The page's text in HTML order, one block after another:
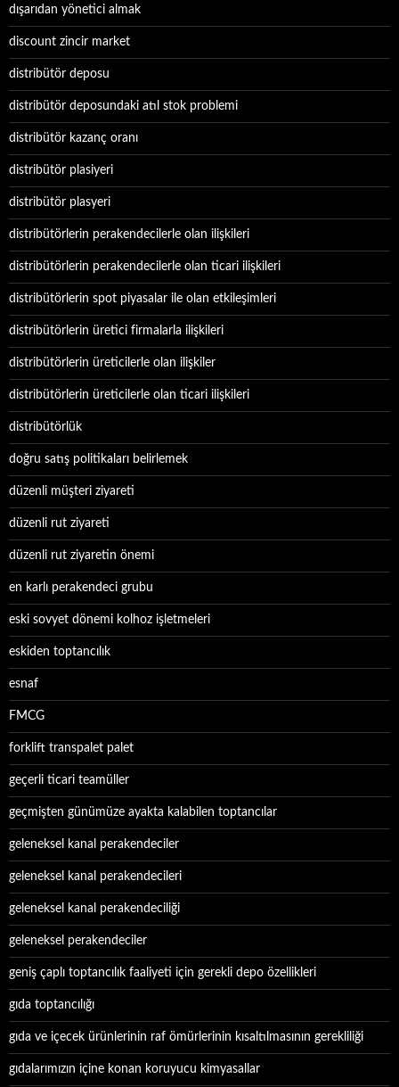
dışarıdan yönetici almak
discount zincir market
distribütör deposu
distribütör deposundaki atıl stok problemi
distribütör kazanç oranı
distribütör plasiyeri
distribütör plasyeri
distribütörlerin perakendecilerle olan ilişkileri
distribütörlerin perakendecilerle olan ticari ilişkileri
distribütörlerin spot piyasalar ile olan etkileşimleri
distribütörlerin üretici firmalarla ilişkileri
distribütörlerin üreticilerle olan ilişkiler
distribütörlerin üreticilerle olan ticari ilişkileri
distribütörlük
doğru satış politikaları belirlemek
düzenli müşteri ziyareti
düzenli rut ziyareti
düzenli rut ziyaretin önemi
en karlı perakendeci grubu
eski sovyet dönemi kolhoz işletmeleri
eskiden toptancılık
esnaf
FMCG
forklift transpalet palet
geçerli ticari teamüller
geçmişten günümüze ayakta kalabilen toptancılar
geleneksel kanal perakendeciler
geleneksel kanal perakendecileri
geleneksel kanal perakendeciliği
geleneksel perakendeciler
geniş çaplı toptancılık faaliyeti için gerekli depo özellikleri
gıda toptancılığı
gıda ve içecek ürünlerinin raf ömürlerinin kısaltılmasının gerekliliği
gıdalarımızın içine konan koruyucu kimyasallar